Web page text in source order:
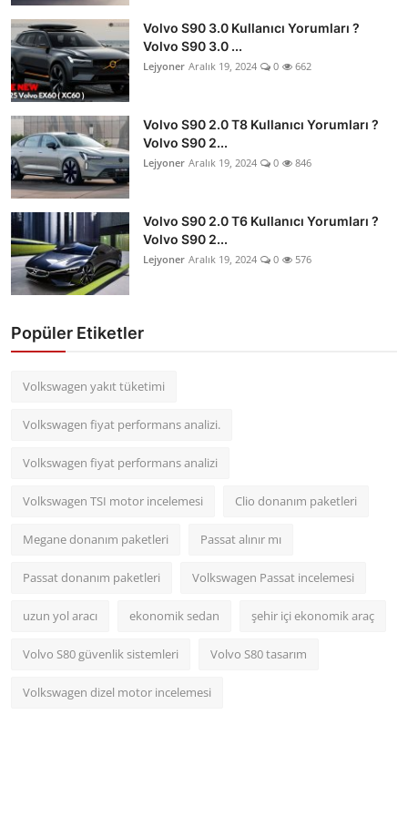
Volvo S90 3.0 Kullanıcı Yorumları ?
Volvo S90 3.0 ...
Lejyoner Aralık 19, 2024 0 662
Volvo S90 2.0 T8 Kullanıcı Yorumları ?
Volvo S90 2...
Lejyoner Aralık 19, 2024 0 846
Volvo S90 2.0 T6 Kullanıcı Yorumları ?
Volvo S90 2...
Lejyoner Aralık 19, 2024 0 576
Popüler Etiketler
Volkswagen yakıt tüketimi
Volkswagen fiyat performans analizi.
Volkswagen fiyat performans analizi
Volkswagen TSI motor incelemesi Clio donanım paketleri
Megane donanım paketleri Passat alınır mı
Passat donanım paketleri Volkswagen Passat incelemesi
uzun yol aracı ekonomik sedan şehir içi ekonomik araç
Volvo S80 güvenlik sistemleri Volvo S80 tasarım
Volkswagen dizel motor incelemesi